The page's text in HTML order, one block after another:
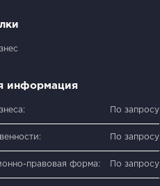
информация
По запросу
По запросу
правовая форма: По запросу